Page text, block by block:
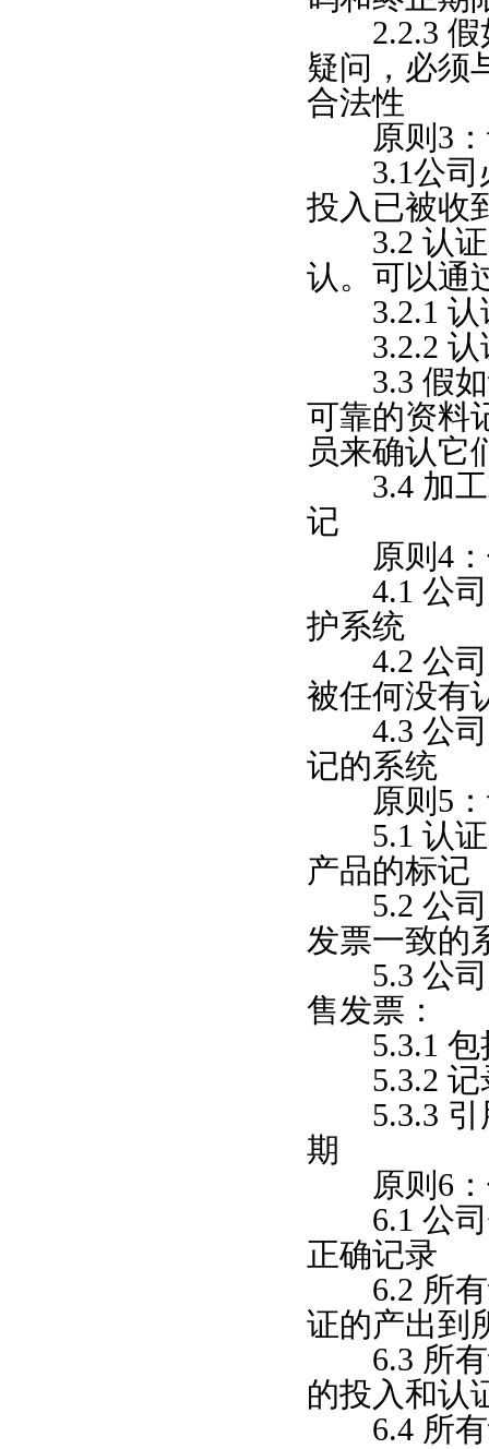
2.2.3 假
疑问，必须
合法性
原则3：
3.1公司必
投入已被收
3.2 认证
认。可以通
3.2.1 认
3.2.2 认
3.3 假如
可靠的资料
员来确认它
3.4 加工
记
原则4：
4.1 公司
护系统
4.2 公司
被任何没有
4.3 公司
记的系统
原则5：
5.1 认证
产品的标记
5.2 公司
发票一致的
5.3 公司
售发票：
5.3.1 包
5.3.2 记
5.3.3 引
期
原则6：
6.1 公司
正确记录
6.2 所有
证的产出到
6.3 所有
的投入和认
6.4 所有